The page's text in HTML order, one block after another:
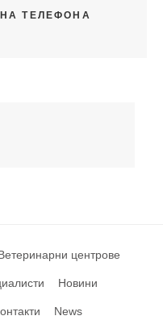
ТЕЛЕФОНА
центрове
Новини
News